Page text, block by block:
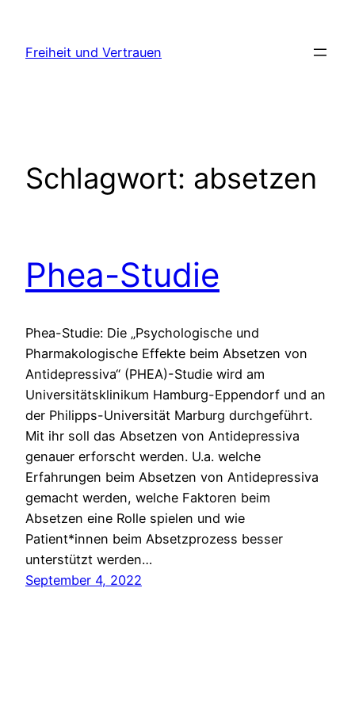
springen
Freiheit und Vertrauen
Schlagwort: absetzen
Phea-Studie
Phea-Studie: Die „Psychologische und
Pharmakologische Effekte beim Absetzen von
Antidepressiva“ (PHEA)-Studie wird am
Universitätsklinikum Hamburg-Eppendorf und an
der Philipps-Universität Marburg durchgeführt.
Mit ihr soll das Absetzen von Antidepressiva
genauer erforscht werden. U.a. welche
Erfahrungen beim Absetzen von Antidepressiva
gemacht werden, welche Faktoren beim
Absetzen eine Rolle spielen und wie
Patient*innen beim Absetzprozess besser
unterstützt werden…
September 4, 2022